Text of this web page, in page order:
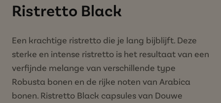
Ristretto Black
Een krachtige ristretto die je lang bijblijft. Deze
sterke en intense ristretto is het resultaat van een
verfijnde melange van verschillende type
Robusta bonen en de rijke noten van Arabica
bonen. Ristretto Black capsules van Douwe